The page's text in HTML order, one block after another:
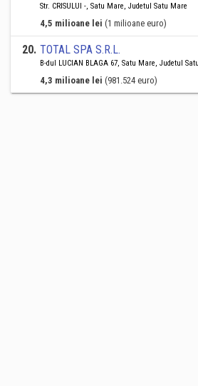
Str. CRISULUI -, Satu Mare, Judetul Satu Mare
4,5 milioane lei (1 milioane euro)
20. TOTAL SPA S.R.L.
B-dul LUCIAN BLAGA 67, Satu Mare, Judetul
4,3 milioane lei (981.524 euro)